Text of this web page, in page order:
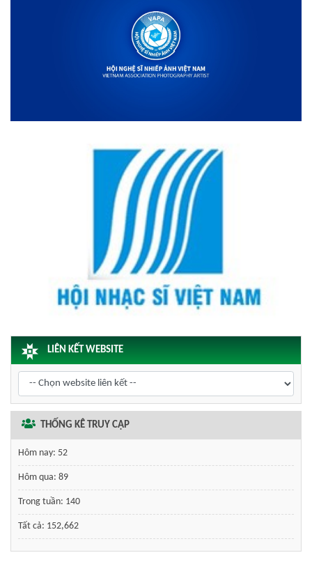
LIÊN KẾT WEBSITE
THỐNG KÊ TRUY CẬP
Hôm nay: 52
Hôm qua: 89
Trong tuần: 140
Tất cả: 152,662